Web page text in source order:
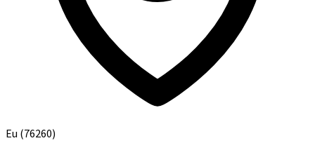
Eu (76260)